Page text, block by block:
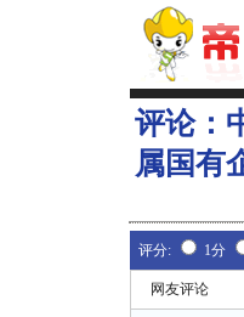
评论：
属国有
评分: 1分
网友评论